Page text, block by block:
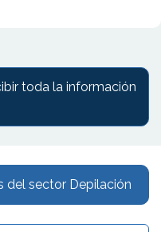
del sector Depilación